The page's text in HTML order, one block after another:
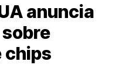
anuncia
chips